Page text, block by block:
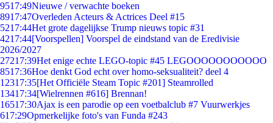
9517:49Nieuwe / verwachte boeken
8917:47Overleden Acteurs & Actrices Deel #15
5217:44Het grote dagelijkse Trump nieuws topic #31
4217:44[Voorspellen] Voorspel de eindstand van de Eredivisie
2026/2027
27217:39Het enige echte LEGO-topic #45 LEGOOOOOOOOOOO
8517:36Hoe denkt God echt over homo-seksualiteit? deel 4
12317:35[Het Officiële Steam Topic #201] Steamrolled
13417:34[Wielrennen #616] Brennan!
16517:30Ajax is een parodie op een voetbalclub #7 Vuurwerkjes
617:29Opmerkelijke foto's van Funda #243